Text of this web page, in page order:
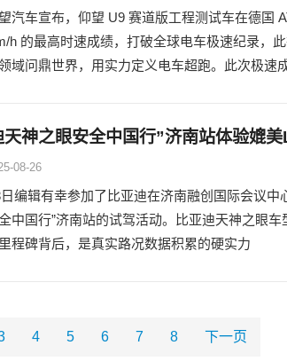
汽车宣布，仰望 U9 赛道版工程测试车在德国
h 的最高时速成绩，打破全球电车极速纪录，
域问鼎世界，用实力定义电车超跑。此次极速
天神之眼安全中国行”济南站体验媲
08-26
辑有幸参加了比亚迪在济南融创国际会议中
中国行”济南站的试驾活动。比亚迪天神之眼车
程碑背后，是真实路况数据积累的硬实力
4 5 6 7 8 下一页